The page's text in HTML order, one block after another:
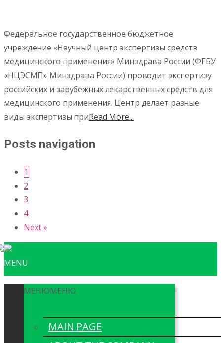
Федеральное государственное бюджетное
учреждение «Научный центр экспертизы средств
медицинского применения» Минздрава России (ФГБУ
«НЦЭСМП» Минздрава России) проводит экспертизу
российских и зарубежных лекарственных средств для
медицинского применения. Центр делает разные
виды экспертизы приRead More...
Posts navigation
1
2
3
4
Next »
MENU
МЕНЮМЕНЮ
MAIN PAGE